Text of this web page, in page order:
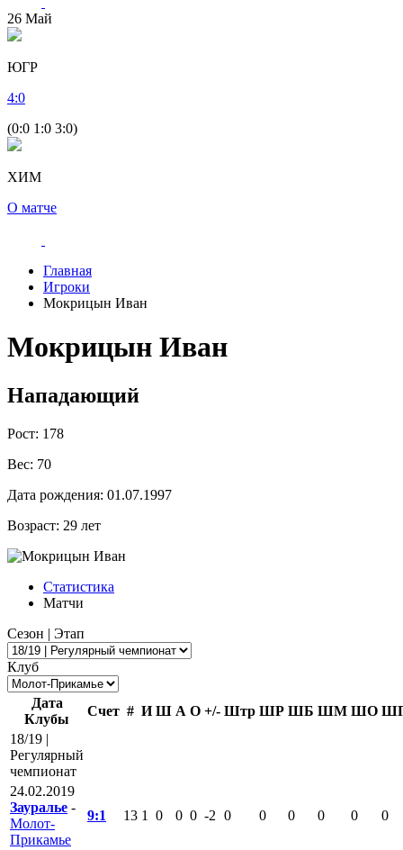
26 Май
ЮГР
4:0
(0:0 1:0 3:0)
ХИМ
О матче
Главная
Игроки
Мокрицын Иван
Мокрицын Иван
Нападающий
Рост: 178
Вес: 70
Дата рождения: 01.07.1997
Возраст: 29 лет
Статистика
Матчи
Сезон | Этап
Клуб
Дата
Клубы
Счет # И Ш А О +/- Штр ШР ШБ ШМ ШО
18/19 |
Регулярный
чемпионат
24.02.2019
Зауралье -
Молот-
Прикамье
9:1 13 1 0 0 0 -2 0 0 0 0 0 0